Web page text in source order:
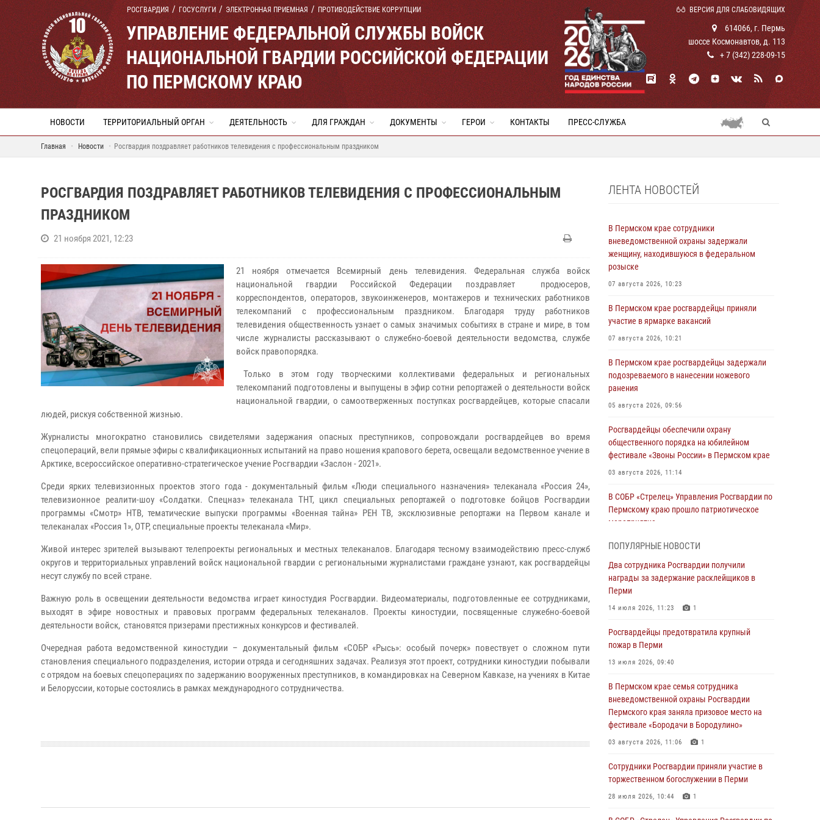
РОСГВАРДИЯ ГОСУСЛУГИ ЭЛЕКТРОННАЯ ПРИЕМНАЯ ПРОТИВОДЕЙСТВИЕ КОРРУПЦИИ ВЕРСИЯ ДЛЯ СЛАБОВИДЯЩИХ
УПРАВЛЕНИЕ ФЕДЕРАЛЬНОЙ СЛУЖБЫ ВОЙСК
НАЦИОНАЛЬНОЙ ГВАРДИИ РОССИЙСКОЙ ФЕДЕРАЦИИ
ПО ПЕРМСКОМУ КРАЮ
614066, г. Пермь
шоссе Космонавтов, д. 113
+ 7 (342) 228-09-15
НОВОСТИ ТЕРРИТОРИАЛЬНЫЙ ОРГАН ДЕЯТЕЛЬНОСТЬ ДЛЯ ГРАЖДАН ДОКУМЕНТЫ ГЕРОИ КОНТАКТЫ ПРЕСС-СЛУЖБА
Главная Новости Росгвардия поздравляет работников телевидения с профессиональным праздником
РОСГВАРДИЯ ПОЗДРАВЛЯЕТ РАБОТНИКОВ ТЕЛЕВИДЕНИЯ С ПРОФЕССИОНАЛЬНЫМ
ПРАЗДНИКОМ
21 ноября 2021, 12:23
21 ноября отмечается Всемирный день телевидения. Федеральная служба войск
национальной гвардии Российской Федерации поздравляет
продюсеров,
корреспондентов, операторов, звукоинженеров, монтажеров и технических работников
телекомпаний с профессиональным праздником. Благодаря труду работников
телевидения общественность узнает о самых значимых событиях в стране и мире, в том
числе журналисты рассказывают о служебно-боевой деятельности ведомства, службе
войск правопорядка.
Только в этом году творческими коллективами федеральных и региональных
телекомпаний подготовлены и выпущены в эфир сотни репортажей о деятельности войск
национальной гвардии, о самоотверженных поступках росгвардейцев, которые спасали
людей, рискуя собственной жизнью.
Журналисты многократно становились свидетелями задержания опасных преступников, сопровождали росгвардейцев во время
спецопераций, вели прямые эфиры с квалификационных испытаний на право ношения крапового берета, освещали ведомственное учение в
Арктике, всероссийское оперативно-стратегическое учение Росгвардии «Заслон - 2021».
Среди ярких телевизионных проектов этого года - документальный фильм «Люди специального назначения» телеканала «Россия 24»,
телевизионное реалити-шоу «Солдатки. Спецназ» телеканала ТНТ, цикл специальных репортажей о подготовке бойцов Росгвардии
программы «Смотр» НТВ, тематические выпуски программы «Военная тайна» РЕН ТВ, эксклюзивные репортажи на Первом канале и
телеканалах «Россия 1», ОТР, специальные проекты телеканала «Мир».
Живой интерес зрителей вызывают телепроекты региональных и местных телеканалов. Благодаря тесному взаимодействию пресс-служб
округов и территориальных управлений войск национальной гвардии с региональными журналистами граждане узнают, как росгвардейцы
несут службу по всей стране.
Важную роль в освещении деятельности ведомства играет киностудия Росгвардии. Видеоматериалы, подготовленные ее сотрудниками,
выходят в эфире новостных и правовых программ федеральных телеканалов. Проекты киностудии, посвященные служебно-боевой
деятельности войск, становятся призерами престижных конкурсов и фестивалей.
Очередная работа ведомственной киностудии – документальный фильм «СОБР «Рысь»: особый почерк» повествует о сложном пути
становления специального подразделения, истории отряда и сегодняшних задачах. Реализуя этот проект, сотрудники киностудии побывали
с отрядом на боевых спецоперациях по задержанию вооруженных преступников, в командировках на Северном Кавказе, на учениях в Китае
и Белоруссии, которые состоялись в рамках международного сотрудничества.
ЛЕНТА НОВОСТЕЙ
В Пермском крае сотрудники
вневедомственной охраны задержали
женщину, находившуюся в федеральном
розыске
07 августа 2026, 10:23
В Пермском крае росгвардейцы приняли
участие в ярмарке вакансий
07 августа 2026, 10:21
В Пермском крае росгвардейцы задержали
подозреваемого в нанесении ножевого
ранения
05 августа 2026, 09:56
Росгвардейцы обеспечили охрану
общественного порядка на юбилейном
фестивале «Звоны России» в Пермском крае
03 августа 2026, 11:14
В СОБР «Стрелец» Управления Росгвардии по
Пермскому краю прошло патриотическое
мероприятие
В Пермском крае семья сотрудника
вневедомственной охраны Росгвардии
Пермского края заняла призовое место на
фестивале «Бородачи в Бородулино»
В Пермском крае росгвардейцы провели
Росгвардеец спас тонущую женщину в
Пермском крае
30 июля 2026, 05:19
торжественном богослужении в Перми
28 июля 2026, 10:44 1
ПОПУЛЯРНЫЕ НОВОСТИ
Два сотрудника Росгвардии получили
награды за задержание расклейщиков в
Перми
14 июля 2026, 11:23 1
Росгвардейцы предотвратила крупный
пожар в Перми
13 июля 2026, 09:40
В Пермском крае семья сотрудника
вневедомственной охраны Росгвардии
Пермского края заняла призовое место на
фестивале «Бородачи в Бородулино»
03 августа 2026, 11:06 1
Сотрудники Росгвардии приняли участие в
торжественном богослужении в Перми
28 июля 2026, 10:44 1